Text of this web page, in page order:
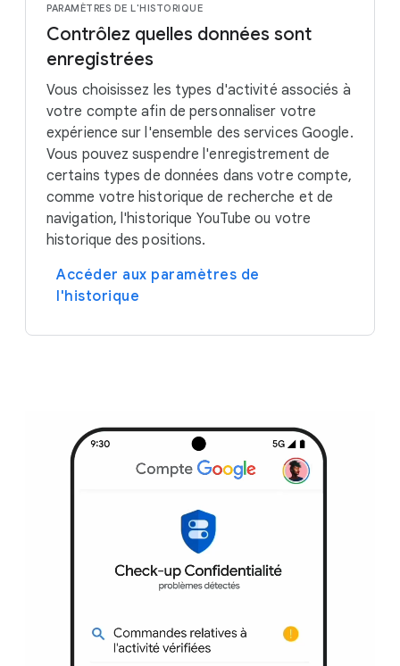
PARAMÈTRES DE L'HISTORIQUE
Contrôlez quelles données sont
enregistrées
Vous choisissez les types d'activité associés à
votre compte afin de personnaliser votre
expérience sur l'ensemble des services Google.
Vous pouvez suspendre l'enregistrement de
certains types de données dans votre compte,
comme votre historique de recherche et de
navigation, l'historique YouTube ou votre
historique des positions.
Accéder aux paramètres de
l'historique